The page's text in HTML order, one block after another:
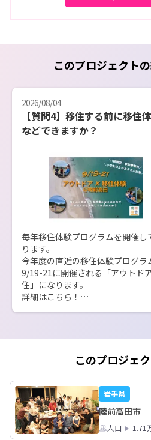
このプロジェクト
2026/08/04
【質問4】移住する前に移住
などできますか？
毎年移住体験プログラムを開催し
ります。
今年度の直近の移住体験プログラ
9/19-21に開催される「アウトド
住」になります。
詳細はこちら！
このプロジェ
岩手県
陸前高田市
人口 1.71